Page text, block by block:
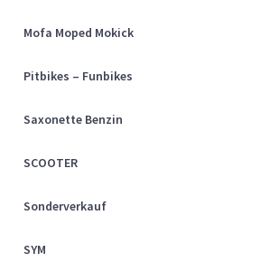
Mofa Moped Mokick
Pitbikes – Funbikes
Saxonette Benzin
SCOOTER
Sonderverkauf
SYM